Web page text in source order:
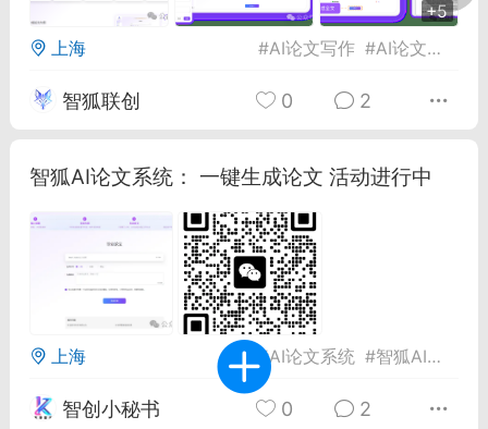
1
聚合API
龙坤智创合作品牌
者怎么接入Claude Opus 5 ？智创聚合
调用
Opus 5 已在 Claude、Claude
API，以及 Amazon Web
、Google Cloud 和 Microsoft Foundry
Max 的新默认模型，并成为
注接入效率、调用成本和企业报销流程
+5
上海
#AI论文写作 #AI论文系统
智狐联创 0 2
智狐AI论文系统： 一键生成论文 活动进行中
上海 #AI论文系统 #智狐AI #
智创小秘书 0 2